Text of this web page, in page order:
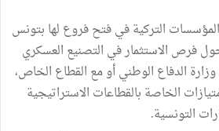
التركية في فتح فروع لها بتونس
فرص الاستثمار في التصنيع العسكري
الدفاع الوطني أو مع القطاع الخاص،
الخاصة بالقطاعات الاستراتيجية
التونسية.